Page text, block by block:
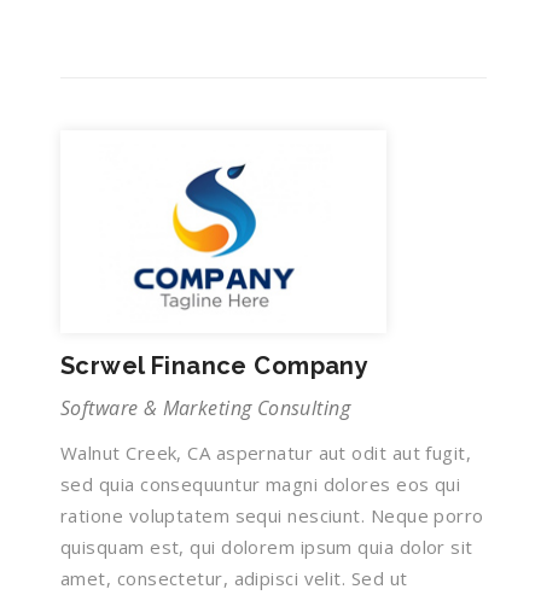
Scrwel Finance Company
Software & Marketing Consulting
Walnut Creek, CA aspernatur aut odit aut fugit,
sed quia consequuntur magni dolores eos qui
ratione voluptatem sequi nesciunt. Neque porro
quisquam est, qui dolorem ipsum quia dolor sit
amet, consectetur, adipisci velit. Sed ut